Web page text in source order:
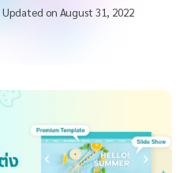
Updated on August 31, 2022